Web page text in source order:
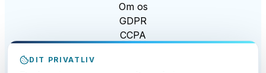
Om os
GDPR
CCPA
DIT PRIVATLIV